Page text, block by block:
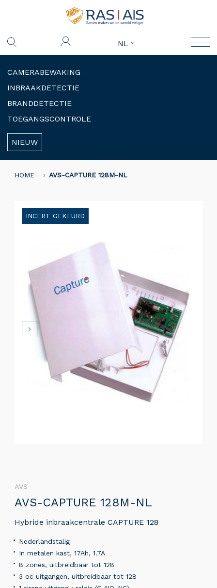
NL
CAMERABEWAKING
INBRAAKDETECTIE
BRANDDETECTIE
TOEGANGSCONTROLE
NIEUW
HOME AVS-CAPTURE 128M-NL
INCERT GEKEURD
AVS
AVS-CAPTURE 128M-NL
Hybride inbraakcentrale CAPTURE 128
Nederlandstalig
In metalen kast, 17Ah, 1.7A
8 zones, uitbreidbaar tot 128
3 oc uitgangen, uitbreidbaar tot 128